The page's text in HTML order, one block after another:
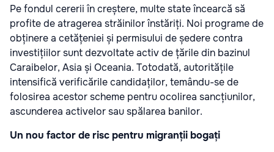
Pe fondul cererii în creștere, multe state încearcă să
profite de atragerea străinilor înstăriți. Noi programe de
obținere a cetățeniei și permisului de ședere contra
investițiilor sunt dezvoltate activ de țările din bazinul
Caraibelor, Asia și Oceania. Totodată, autoritățile
intensifică verificările candidaților, temându-se de
folosirea acestor scheme pentru ocolirea sancțiunilor,
ascunderea activelor sau spălarea banilor.
Un nou factor de risc pentru migranții bogați